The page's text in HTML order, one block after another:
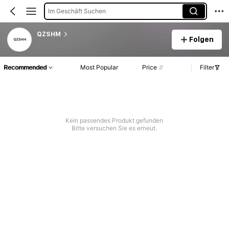
Im Geschäft Suchen
QZSHM
Folgen
Recommended Most Popular Price Filter
Kein passendes Produkt gefunden
Bitte versuchen Sie es erneut.